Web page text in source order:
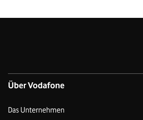
Über Vodafone
Das Unternehmen